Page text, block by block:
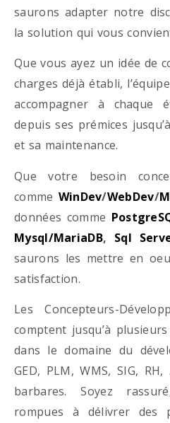
saurons adapter notre
la solution qui vous
Que vous ayez un idée de
charges déjà établi,
accompagner à chaque
depuis ses prémices
et sa maintenance.
Que votre besoin
comme WinDev/WebDev/
données comme
Mysql/MariaDB, Sql
saurons les mettre en
satisfaction.
Les Concepteurs-
comptent jusqu’à plusieurs
dans le domaine du
GED, PLM, WMS, SIG,
barbares. Soyez
rompues à délivrer des